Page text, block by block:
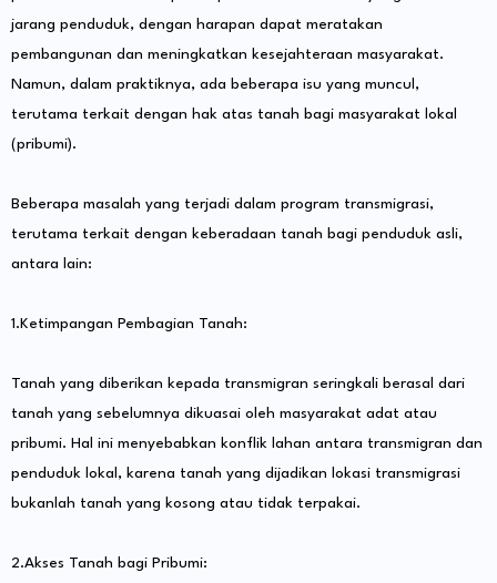
jarang penduduk, dengan harapan dapat meratakan
pembangunan dan meningkatkan kesejahteraan masyarakat.
Namun, dalam praktiknya, ada beberapa isu yang muncul,
terutama terkait dengan hak atas tanah bagi masyarakat lokal
(pribumi).
Beberapa masalah yang terjadi dalam program transmigrasi,
terutama terkait dengan keberadaan tanah bagi penduduk asli,
antara lain:
1.Ketimpangan Pembagian Tanah:
Tanah yang diberikan kepada transmigran seringkali berasal dari
tanah yang sebelumnya dikuasai oleh masyarakat adat atau
pribumi. Hal ini menyebabkan konflik lahan antara transmigran dan
penduduk lokal, karena tanah yang dijadikan lokasi transmigrasi
bukanlah tanah yang kosong atau tidak terpakai.
2.Akses Tanah bagi Pribumi: